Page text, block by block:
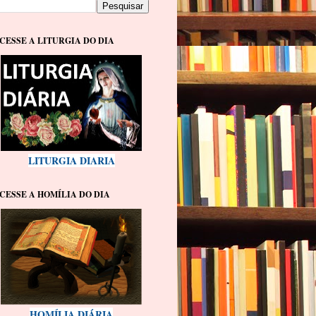
A LITURGIA DO DIA
LITURGIA DIARIA
A HOMÍLIA DO DIA